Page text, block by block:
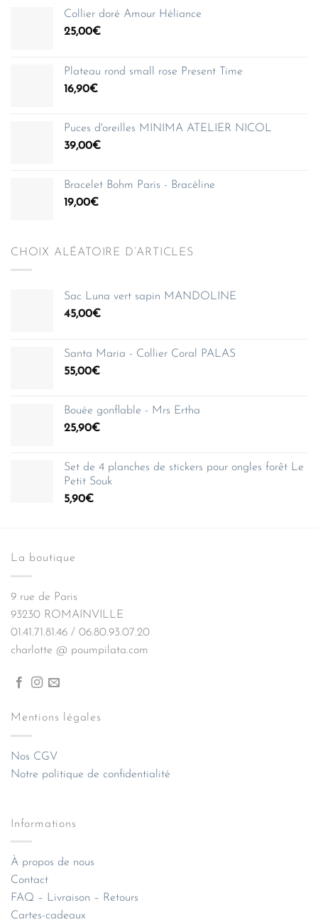
Collier doré Amour Héliance
25,00€
Plateau rond small rose Present Time
16,90€
Puces d'oreilles MINIMA ATELIER NICOL
39,00€
Bracelet Bohm Paris - Bracéline
19,00€
CHOIX ALÉATOIRE D’ARTICLES
Sac Luna vert sapin MANDOLINE
45,00€
Santa Maria - Collier Coral PALAS
55,00€
Bouée gonflable - Mrs Ertha
25,90€
Set de 4 planches de stickers pour ongles forêt Le
Petit Souk
5,90€
La boutique
9 rue de Paris
93230 ROMAINVILLE
01.41.71.81.46 / 06.80.93.07.20
charlotte @ poumpilata.com
Mentions légales
Nos CGV
Notre politique de confidentialité
Informations
À propos de nous
Contact
FAQ – Livraison – Retours
Cartes-cadeaux